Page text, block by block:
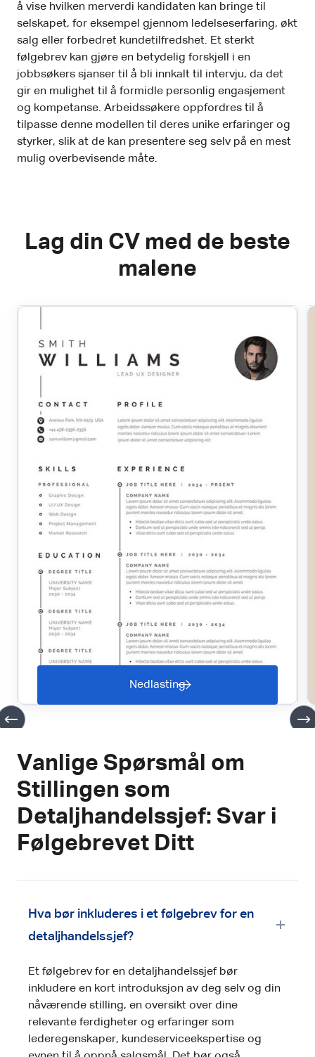
å vise hvilken merverdi kandidaten kan bringe til
selskapet, for eksempel gjennom ledelseserfaring, økt
salg eller forbedret kundetilfredshet. Et sterkt
følgebrev kan gjøre en betydelig forskjell i en
jobbsøkers sjanser til å bli innkalt til intervju, da det
gir en mulighet til å formidle personlig engasjement
og kompetanse. Arbeidssøkere oppfordres til å
tilpasse denne modellen til deres unike erfaringer og
styrker, slik at de kan presentere seg selv på en mest
mulig overbevisende måte.
Lag din CV med de beste
malene
Nedlasting
Vanlige Spørsmål om
Stillingen som
Detaljhandelssjef: Svar i
Følgebrevet Ditt
Hva bør inkluderes i et følgebrev for en
detaljhandelssjef?
Et følgebrev for en detaljhandelssjef bør
inkludere en kort introduksjon av deg selv og din
nåværende stilling, en oversikt over dine
relevante ferdigheter og erfaringer som
lederegenskaper, kundeserviceekspertise og